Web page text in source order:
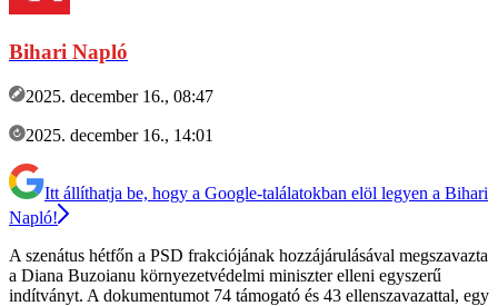
Bihari Napló
2025. december 16., 08:47
2025. december 16., 14:01
Itt állíthatja be, hogy a Google-találatokban elöl legyen a Bihari
Napló!
A szenátus hétfőn a PSD frakciójának hozzájárulásával megszavazta
a Diana Buzoianu környezetvédelmi miniszter elleni egyszerű
indítványt. A dokumentumot 74 támogató és 43 ellenszavazattal, egy